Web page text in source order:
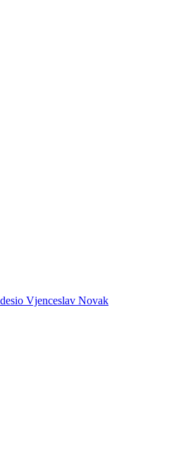
Vjenceslav Novak